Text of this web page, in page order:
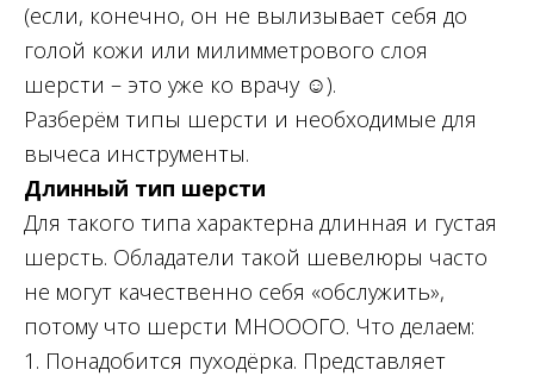
(если, конечно, он не вылизывает себя до
голой кожи или милимметрового слоя
шерсти – это уже ко врачу ☺).
Разберём типы шерсти и необходимые для
вычеса инструменты.
Длинный тип шерсти
Для такого типа характерна длинная и густая
шерсть. Обладатели такой шевелюры часто
не могут качественно себя «обслужить»,
потому что шерсти МНОООГО. Что делаем:
1. Понадобится пуходёрка. Представляет